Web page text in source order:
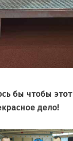
бы чтобы этот
дело!